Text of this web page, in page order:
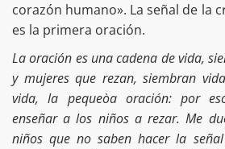
corazón humano». La señal de la
es la primera oración.
La oración es una cadena de vida,
y mujeres que rezan, siembran
vida, la pequeòa oración: por
enseñar a los niños a rezar. Me
niños que no saben hacer la